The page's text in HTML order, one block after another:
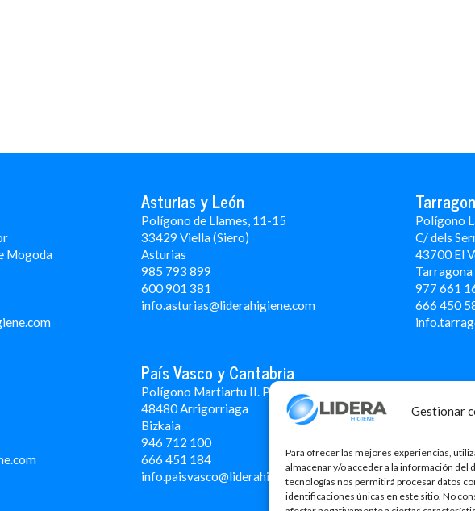
Gestionar
Para ofrecer las mejores experiencias,
almacenar y/o acceder a la información del
tecnologías nos permitirá procesar datos
identificaciones únicas en este sitio. No
Mogoda
Asturias y León
Polígono de Llames, 11-15
33429 Viella (Siero)
Asturias
985 793 899
600 901 381
info.asturias@liderahigiene.com
Polígono
C/ dels
43700 El
Tarragona
977 661
666 450 5
País Vasco y Cantabria
Polígono Martiartu II. Pabellón 4A
48480 Arrigorriaga
Bizkaia
946 712 100
666 451 184
info.paisvasco@liderahigiene.com